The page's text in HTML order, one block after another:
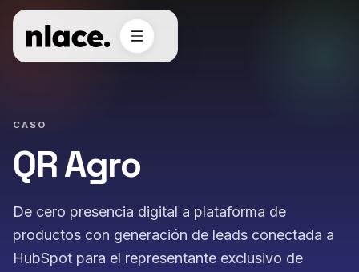
CASO
QR Agro
De cero presencia digital a plataforma de
productos con generación de leads conectada a
HubSpot para el representante exclusivo de